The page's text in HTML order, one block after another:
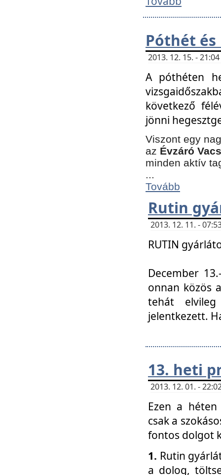
Póthét és
2013. 12. 15. -
A póthéten
következő
jönni
Viszont egy
az Évzáró
minden aktív
...
Tovább
Rutin
2013. 12. 11. -
RUTIN
December
onnan közös
tehát
jelentkezett.
13. heti
2013. 12. 01. -
Ezen a
csak a
fontos dolgot
1. Rutin
a dolog,